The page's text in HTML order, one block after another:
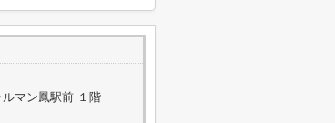
マン鳳駅前 １階